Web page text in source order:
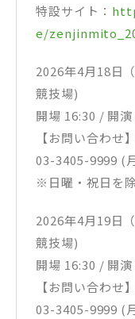
＜❶❷共通仕様＞
＊GOODS
・ぬいぐるみポー
・アクリルスタンド
・デコレーション
・ステージマップ
・ジェラートカッ
◎❶❷を確実に入手
お勧めいたします。
❸通常盤【Blu-ray
MGA MAGICAL 10
SCREEN
UPXH-
❹通常盤【2DVD】
MGA MAGICAL 10
SCREEN
特設サイト：
e/
2026年4月18日
競技場)
開場 16:30 / 開演
【お問い合わせ
03-3405-9999 (
※日曜・祝日を
2026年4月19日
競技場)
開場 16:30 / 開演
【お問い合わせ
03-3405-9999 (